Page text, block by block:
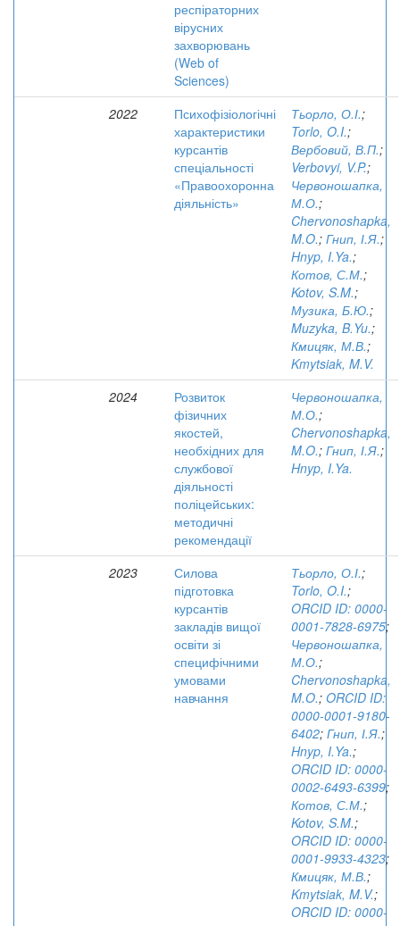
респіраторних
вірусних
захворювань
(Web of
Sciences)
2022
Психофізіологічні
характеристики
курсантів
спеціальності
«Правоохоронна
діяльність»
Тьорло, О.І.;
Torlo, O.I.;
Вербовий, В.П.;
Verbovyi, V.P.;
Червоношапка,
М.О.;
Chervonoshapka,
M.O.; Гнип, І.Я.;
Hnyp, I.Ya.;
Котов, С.М.;
Kotov, S.M.;
Музика, Б.Ю.;
Muzyka, B.Yu.;
Кмицяк, М.В.;
Kmytsiak, M.V.
2024
Розвиток
фізичних
якостей,
необхідних для
службової
діяльності
поліцейських:
методичні
рекомендації
Червоношапка,
М.О.;
Chervonoshapka,
M.O.; Гнип, І.Я.;
Hnyp, I.Ya.
2023
Силова
підготовка
курсантів
закладів вищої
освіти зі
специфічними
умовами
навчання
Тьорло, О.І.;
Torlo, O.I.;
ORCID ID: 0000-
0001-7828-6975;
Червоношапка,
М.О.;
Chervonoshapka,
M.O.; ORCID ID:
0000-0001-9180-
6402; Гнип, І.Я.;
Hnyp, I.Ya.;
ORCID ID: 0000-
0002-6493-6399;
Котов, С.М.;
Kotov, S.M.;
ORCID ID: 0000-
0001-9933-4323;
Кмицяк, М.В.;
Kmytsiak, M.V.;
ORCID ID: 0000-